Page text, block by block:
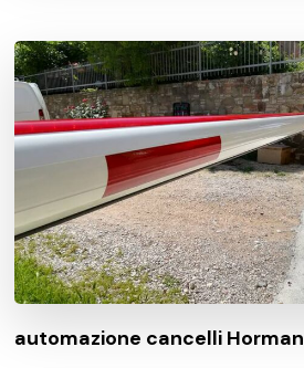
automazione cancelli